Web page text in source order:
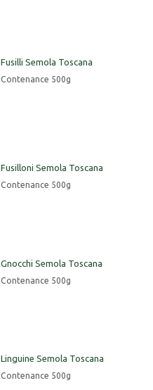
Fusilli Semola Toscana
Contenance 500g
Fusilloni Semola Toscana
Contenance 500g
Gnocchi Semola Toscana
Contenance 500g
Linguine Semola Toscana
Contenance 500g